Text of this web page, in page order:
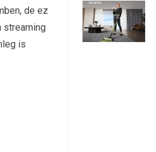
de ez
streaming
is